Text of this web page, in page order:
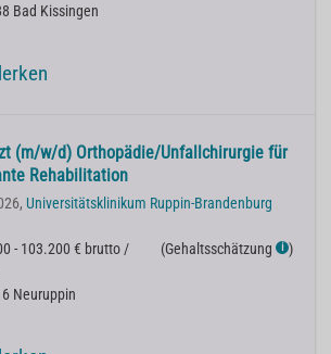
Bad Kissingen
(m/w/d) Orthopädie/Unfallchirurgie für
Rehabilitation
Universitätsklinikum Ruppin-Brandenburg
- 103.200 € brutto /
(Gehaltsschätzung ℹ )
Neuruppin